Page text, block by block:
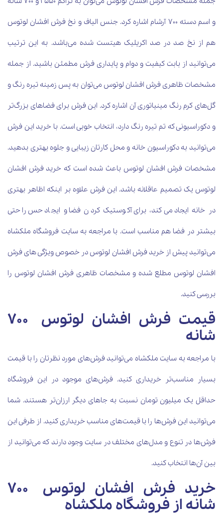
و اسم دسته 700 آرشام اشاره کرد. جنس الیاف و نخ فرش افشان لوتوس
هم از نخ صد در صد اکریلیک هیتست شده می‌باشد. به این ترتیب
می‌توانید از بابت کیفیت و دوام و پایداری فرش مطمئن باشید. از جمله
مشخصات ظاهری فرش افشان لوتوس می‌توان به پس زمینه تیره رنگ و
گل‌های کرم رنگ مینیاتوری آن اشاره کرد. این فرش برای فضاهای بزرگ‌تر
و دکوراسیونی که تم تیره رنگ دارد، انتخاب خوبی است. با خرید این فرش
می‌توانید به دکوراسیون خانه و محل کارتان زیبایی و جلوه بهتری بدهید.
مشخصات فرش افشان لوتوس باعث شده است که خرید فرش افشان
لوتوس یک تصمیم عاقلانه باشد. این فرش علاوه بر اینکه اظاهر بهتری
در خانه ایجاد می‌کند، برای آکوستیک کردن فضا و ایجاد حس راحتی
بیشتر در فضا هم مناسب است. با مراجعه به سایت فروشگاه ملکشاه
می‌توانید پیش از خرید فرش افشان لوتوس در خصوص ویژگی های فرش
افشان لوتوس مطلع شده و مشخصات ظاهری فرش افشان لوتوس را
بررسی کنید.
قیمت فرش افشان لوتوس 700
شانه
با مراجعه به سایت ملکشاه می‌توانید فرش‌های مورد نظرتان را با قیمت
بسیار مناسب‌تر خریداری کنید. فرش‌های موجود در این فروشگاه
حداقل یک میلیون تومان نسبت به جاهای دیگر ارزان‌تر هستند. شما
می‌توانید این فرش‌ها را با قیمت‌های مناسب خریداری کنید. از طرفی این
فرش‌ها در تنوع و مدل‌های مختلف در سایت وجود دارند که می‌توانید از
بین آن‌ها انتخاب کنید.
خرید فرش افشان لوتوس 700
شانه از فروشگاه ملکشاه